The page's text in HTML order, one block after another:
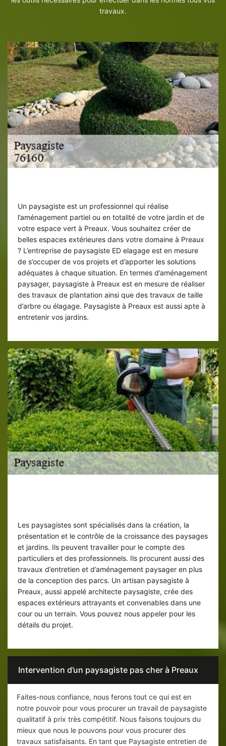
travaux.
Un paysagiste est un professionnel qui réalise
l’aménagement partiel ou en totalité de votre jardin et de
votre espace vert à Preaux. Vous souhaitez créer de
belles espaces extérieures dans votre domaine à Preaux
? L’entreprise de paysagiste ED elagage est en mesure
de s’occuper de vos projets et d’apporter les solutions
adéquates à chaque situation. En termes d’aménagement
paysager, paysagiste à Preaux est en mesure de réaliser
des travaux de plantation ainsi que des travaux de taille
d’arbre ou élagage. Paysagiste à Preaux est aussi apte à
entretenir vos jardins.
Les paysagistes sont spécialisés dans la création, la
présentation et le contrôle de la croissance des paysages
et jardins. Ils peuvent travailler pour le compte des
particuliers et des professionnels. Ils procurent aussi des
travaux d’entretien et d’aménagement paysager en plus
de la conception des parcs. Un artisan paysagiste à
Preaux, aussi appelé architecte paysagiste, crée des
espaces extérieurs attrayants et convenables dans une
cour ou un terrain. Vous pouvez nous appeler pour les
détails du projet.
Intervention d’un paysagiste pas cher à Preaux
Faites-nous confiance, nous ferons tout ce qui est en
notre pouvoir pour vous procurer un travail de paysagiste
qualitatif à prix très compétitif. Nous faisons toujours du
mieux que nous le pouvons pour vous procurer des
travaux satisfaisants. En tant que Paysagiste entretien de